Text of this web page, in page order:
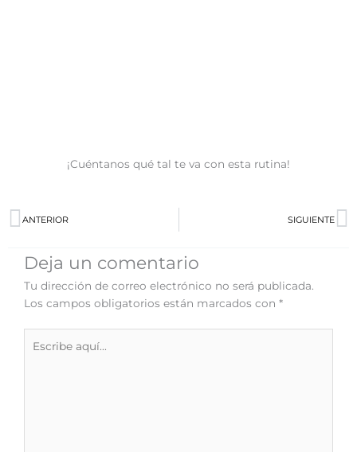
¡Cuéntanos qué tal te va con esta rutina!
Prev
ANTERIOR SIGUIENTE
Deja un comentario
Tu dirección de correo electrónico no será publicada.
Los campos obligatorios están marcados con *
aquí...